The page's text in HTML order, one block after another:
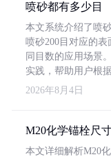
喷砂都有多少目
本文系统介绍了喷
喷砂200目对应的表
同目数的应用场景
实践，帮助用户根
2026年8月4日
M20化学锚栓尺
本文详细解析M20